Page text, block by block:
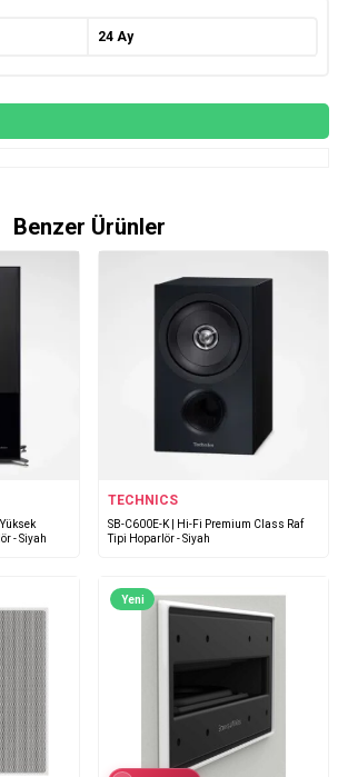
24 Ay
Benzer Ürünler
- Siyah
TECHNICS
SB-C600E-K | Hi-Fi Premium Class Raf
Tipi Hoparlör - Siyah
Yeni